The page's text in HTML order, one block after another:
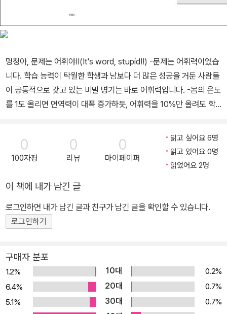
멍청아, 문제는 어휘야!!(It's word, stupid!!) -문제는 어휘력이었습
니다. 학습 능력이 탁월한 학생과 남보다 더 많은 성공을 거둔 사람들
이 공통적으로 갖고 있는 비밀 병기는 바로 어휘력입니다. -몸의 온도
를 1도 올리면 면역력이 대폭 증가하듯, 어휘력을 10%만 올려도 학
기적의 책. 시험에 꼭 필요한 어휘가 머리에 쏙쏙 들어오는 책. 학습
성공을 넘어 인생 성공의 길라잡이가 되어 줄 보물 같은 책. -민족사
관고등학교 황웅 선생님이 지은 어휘력 높이기 길잡이. -1998년 초
그들은 알지만, 나는 모르는 것이 있을 수 있다는 사실을 인정해야 합
니다. 그들은 학습 부진으로 고민하는 당신을 보고 빙그레 웃으며 혼
잣말을 하고 있을지도 모릅니다. “멍청아, 문제는 어휘야!!” 어휘력과
학습 성과는 불가분의 관계 “우리 아이는 하루 종일 책상에 붙어 있는
을 체크해야 합니다. 실제로 많은 시간을 공부하면서도 성적이 오르
지 않는 학생이 있는가 하면, 적은 시간을 공부하고도 좋은 성적을 내
는 학생이 있습니다. 두 학생의 차이는 독해력에 있습니다. 언어와 문
자를 읽어서 이해하는 능력, 즉 독해력이 좋으면 높은 학습 성과를 낼
0
100자평
0
리뷰
0
마이페이퍼
읽고 싶어요 6명
읽고 있어요 0명
읽었어요 2명
이 책에 내가 남긴 글
로그인하면 내가 남긴 글과 친구가 남긴 글을 확인할 수 있습니다.
로그인하기
구매자 분포
1.2% 10대
0.2%
6.4%
20대
0.7%
5.1%
30대
0.7%